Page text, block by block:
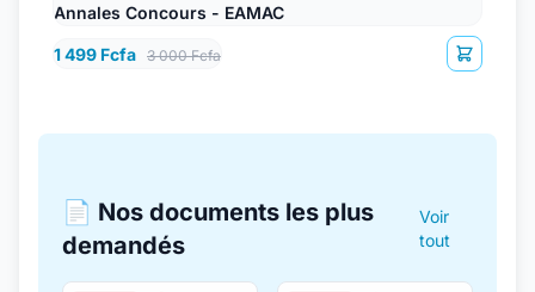
Annales Concours - EAMAC
1 499 Fcfa 3 000 Fcfa
📄 Nos documents les plus
demandés
Voir
tout